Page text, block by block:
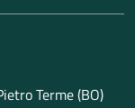
Terme (BO)